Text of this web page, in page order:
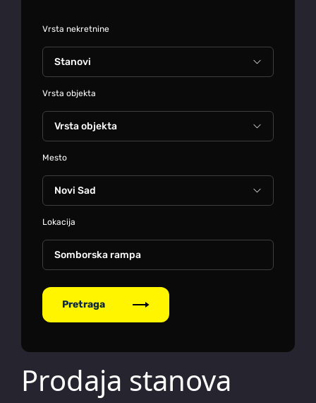
Vrsta nekretnine
Vrsta objekta
Mesto
Lokacija
Somborska rampa
Pretraga
Prodaja stanova